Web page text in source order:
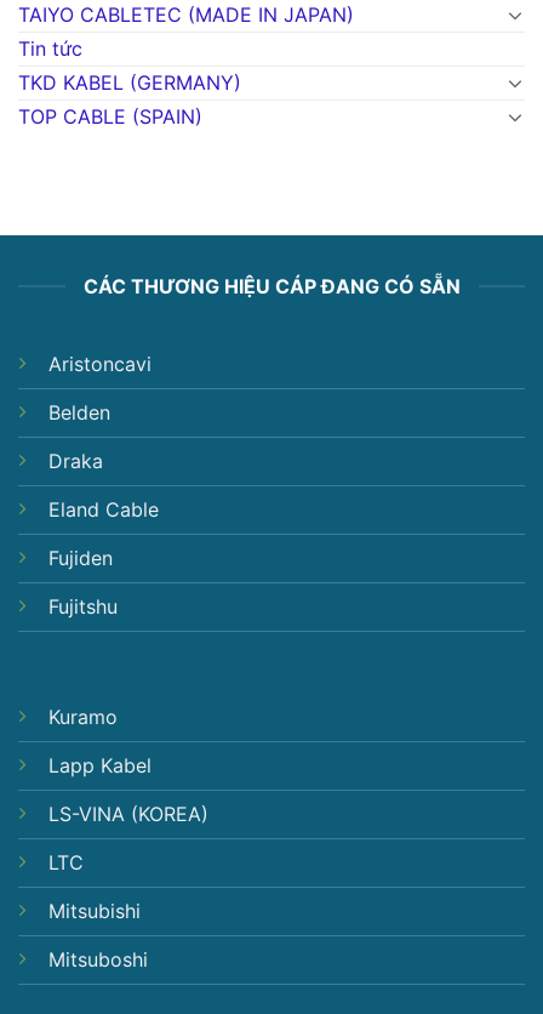
TAIYO CABLETEC (MADE IN JAPAN)
Tin tức
TKD KABEL (GERMANY)
TOP CABLE (SPAIN)
CÁC THƯƠNG HIỆU CÁP ĐANG CÓ SẴN
Aristoncavi
Belden
Draka
Eland Cable
Fujiden
Fujitshu
Kuramo
Lapp Kabel
LS-VINA (KOREA)
LTC
Mitsubishi
Mitsuboshi